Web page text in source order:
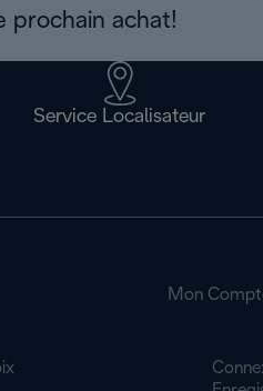
prochain achat!
Service Localisateur
Mon